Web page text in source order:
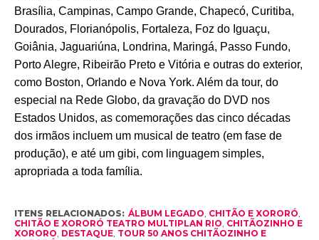
Brasília, Campinas, Campo Grande, Chapecó, Curitiba,
Dourados, Florianópolis, Fortaleza, Foz do Iguaçu,
Goiânia, Jaguariúna, Londrina, Maringá, Passo Fundo,
Porto Alegre, Ribeirão Preto e Vitória e outras do exterior,
como Boston, Orlando e Nova York. Além da tour, do
especial na Rede Globo, da gravação do DVD nos
Estados Unidos, as comemorações das cinco décadas
dos irmãos incluem um musical de teatro (em fase de
produção), e até um gibi, com linguagem simples,
apropriada a toda família.
ITENS RELACIONADOS: ÁLBUM LEGADO CHITÃO E XORORÓ
CHITÃO E XORORÓ TEATRO MULTIPLAN RIO CHITÃOZINHO E
XORORO DESTAQUE, TOUR 50 ANOS CHITÃOZINHO E